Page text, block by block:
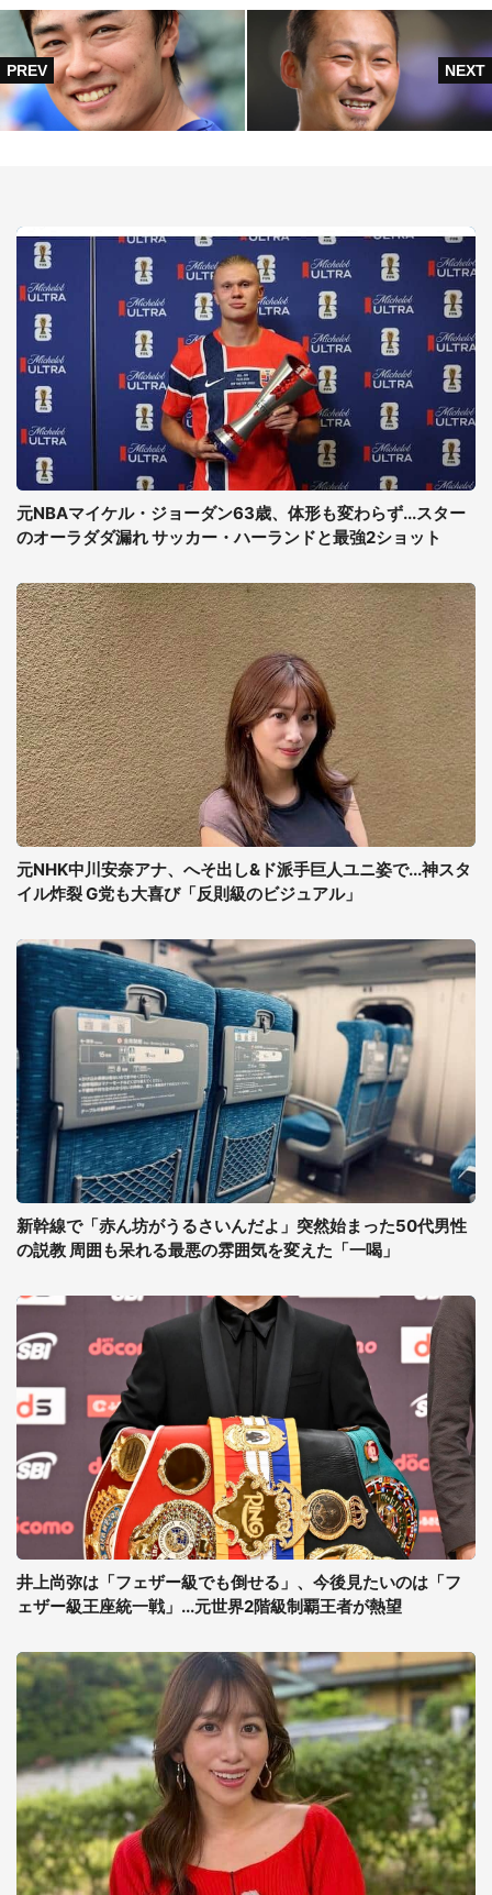
元NBAマイケル・ジョーダン63歳、体形も変わらず...スター
のオーラダダ漏れ サッカー・ハーランドと最強2ショット
元NHK中川安奈アナ、へそ出し&ド派手巨人ユニ姿で...神スタ
イル炸裂 G党も大喜び「反則級のビジュアル」
新幹線で「赤ん坊がうるさいんだよ」突然始まった50代男性
の説教 周囲も呆れる最悪の雰囲気を変えた「一喝」
井上尚弥は「フェザー級でも倒せる」、今後見たいのは「フ
ェザー級王座統一戦」...元世界2階級制覇王者が熱望